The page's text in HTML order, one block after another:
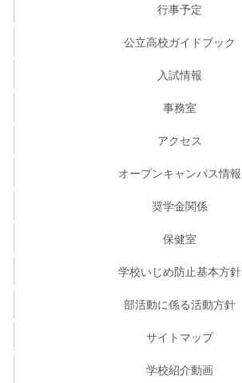
行事予定
公立高校ガイドブック
入試情報
事務室
アクセス
オープンキャンパス情報
奨学金関係
保健室
学校いじめ防止基本方針
部活動に係る活動方針
サイトマップ
学校紹介動画